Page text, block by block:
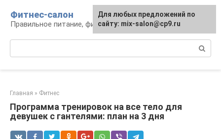
контенту
Фитнес-салон
Правильное питание, фитнес, образ жизни
Главная » Фитнес
Программа тренировок на все тело для
девушек с гантелями: план на 3 дня
Для любых предложений по
сайту: mix-salon@cp9.ru